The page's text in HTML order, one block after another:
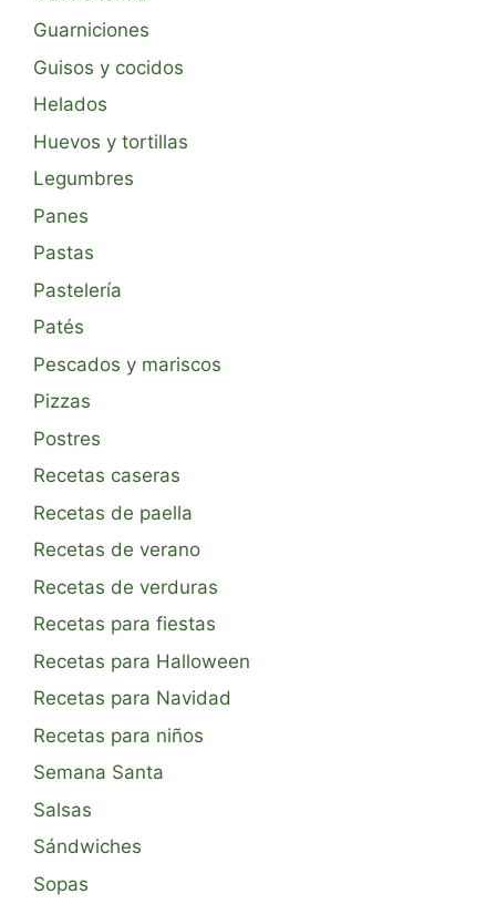
Guarniciones
Guisos y cocidos
Helados
Huevos y tortillas
Legumbres
Panes
Pastas
Pastelería
Patés
Pescados y mariscos
Pizzas
Postres
Recetas caseras
Recetas de paella
Recetas de verano
Recetas de verduras
Recetas para fiestas
Recetas para Halloween
Recetas para Navidad
Recetas para niños
Semana Santa
Salsas
Sándwiches
Sopas